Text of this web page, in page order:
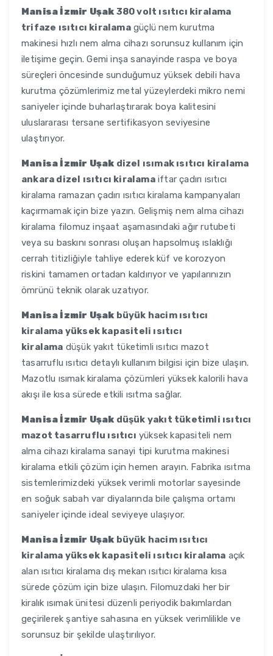
Manisa İzmir Uşak 380 volt ısıtıcı kiralama
trifaze ısıtıcı kiralamagüçlü nem kurutma
makinesi hızlı nem alma cihazı sorunsuz kullanım için
iletişime geçin. Gemi inşa sanayinde raspa ve boya
süreçleri öncesinde sunduğumuz yüksek debili hava
kurutma çözümlerimiz metal yüzeylerdeki mikro nemi
saniyeler içinde buharlaştırarak boya kalitesini
uluslararası tersane sertifikasyon seviyesine
ulaştırıyor.
Manisa İzmir Uşak dizel ısımak ısıtıcı kiralama
ankara dizel ısıtıcı kiralamaiftar çadırı ısıtıcı
kiralama ramazan çadırı ısıtıcı kiralama kampanyaları
kaçırmamak için bize yazın. Gelişmiş nem alma cihazı
kiralama filomuz inşaat aşamasındaki ağır rutubeti
veya su baskını sonrası oluşan hapsolmuş ıslaklığı
cerrah titizliğiyle tahliye ederek küf ve korozyon
riskini tamamen ortadan kaldırıyor ve yapılarınızın
ömrünü teknik olarak uzatıyor.
Manisa İzmir Uşak büyük hacim ısıtıcı
kiralama yüksek kapasiteli ısıtıcı
kiralama düşük yakıt tüketimli ısıtıcı mazot
tasarruflu ısıtıcı detaylı kullanım bilgisi için bize ulaşın.
Mazotlu ısımak kiralama çözümleri yüksek kalorili hava
akışı ile kısa sürede etkili ısıtma sağlar.
Manisa İzmir Uşak düşük yakıt tüketimli ısıtıcı
mazot tasarruflu ısıtıcı yüksek kapasiteli nem
alma cihazı kiralama sanayi tipi kurutma makinesi
kiralama etkili çözüm için hemen arayın. Fabrika ısıtma
sistemlerimizdeki yüksek verimli motorlar sayesinde
en soğuk sabah var diyalarında bile çalışma ortamı
saniyeler içinde ideal seviyeye ulaşıyor.
Manisa İzmir Uşak büyük hacim ısıtıcı
kiralama yüksek kapasiteli ısıtıcı kiralama açık
alan ısıtıcı kiralama dış mekan ısıtıcı kiralama kısa
sürede çözüm için bize ulaşın. Filomuzdaki her bir
kiralık ısımak ünitesi düzenli periyodik bakımlardan
geçirilerek şantiye sahasına en yüksek verimlilikle ve
sorunsuz bir şekilde ulaştırılıyor.